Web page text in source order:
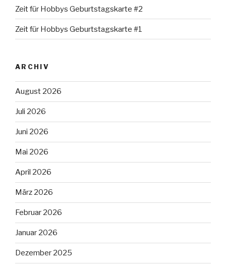
Zeit für Hobbys Geburtstagskarte #2
Zeit für Hobbys Geburtstagskarte #1
ARCHIV
August 2026
Juli 2026
Juni 2026
Mai 2026
April 2026
März 2026
Februar 2026
Januar 2026
Dezember 2025